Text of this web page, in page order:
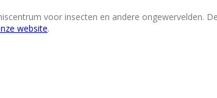
voor insecten en andere
website.